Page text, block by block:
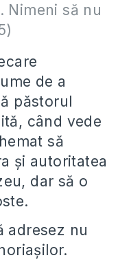
Nimeni să nu
de a
păstorul
când vede
să
și autoritatea
dar să o
adresez nu